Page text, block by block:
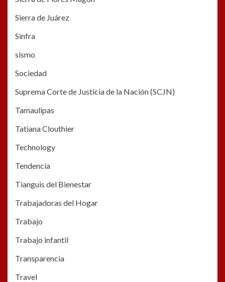
Sierra de Juárez
Sinfra
sismo
Sociedad
Suprema Corte de Justicia de la Nación (SCJN)
Tamaulipas
Tatiana Clouthier
Technology
Tendencia
Tianguis del Bienestar
Trabajadoras del Hogar
Trabajo
Trabajo infantil
Transparencia
Travel